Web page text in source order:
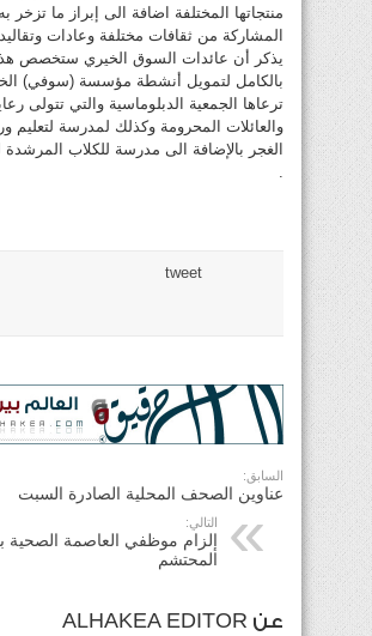
منتجاتها المختلفة اضافة الى إبراز ما تزخر
المشاركة من ثقافات مختلفة وعادات
يذكر أن عائدات السوق الخيري ستخصص
بالكامل لتمويل أنشطة مؤسسة (سوفي)
ترعاها الجمعية الدبلوماسية والتي تتولى
والعائلات المحرومة وكذلك لمدرسة لتعليم
الغجر بالإضافة الى مدرسة للكلاب المرشدة
.
tweet
السابق:
عناوين الصحف المحلية الصادرة السبت
التالي:
إلزام موظفي العاصمة الصحية
المحتشم
عن ALHAKEA EDITOR